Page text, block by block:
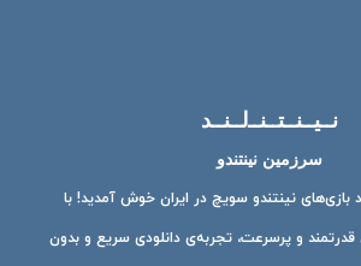
نــیــنــتــنــ‌لــنــد
سرزمین نینتندو
بازی‌های نینتندو سویچ در ایران خوش آمدید! با
قدرتمند و پرسرعت، تجربه‌ی دانلودی سریع و بدون